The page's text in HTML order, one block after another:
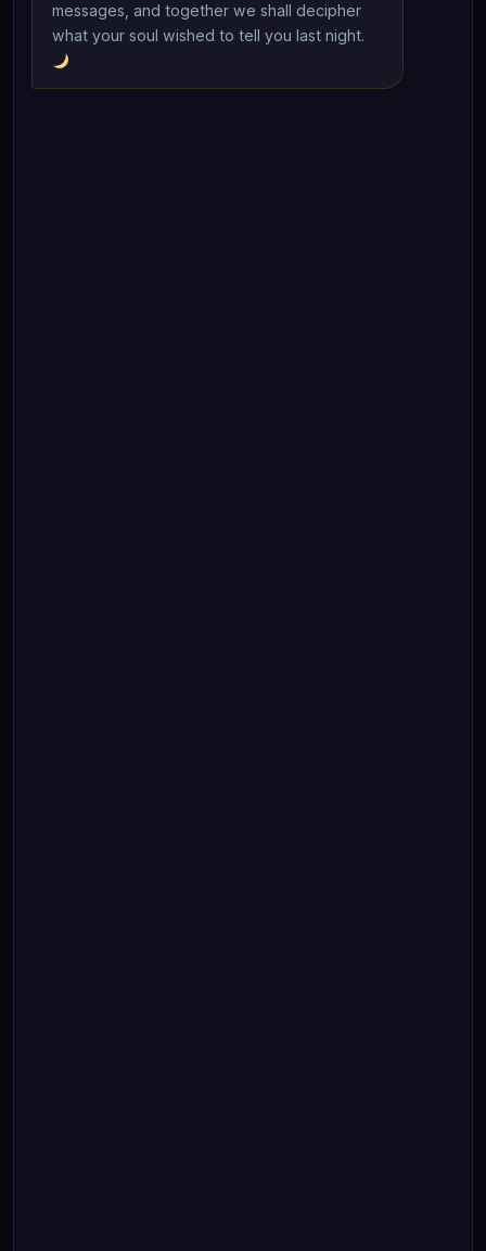
messages, and together we shall decipher
what your soul wished to tell you last night.